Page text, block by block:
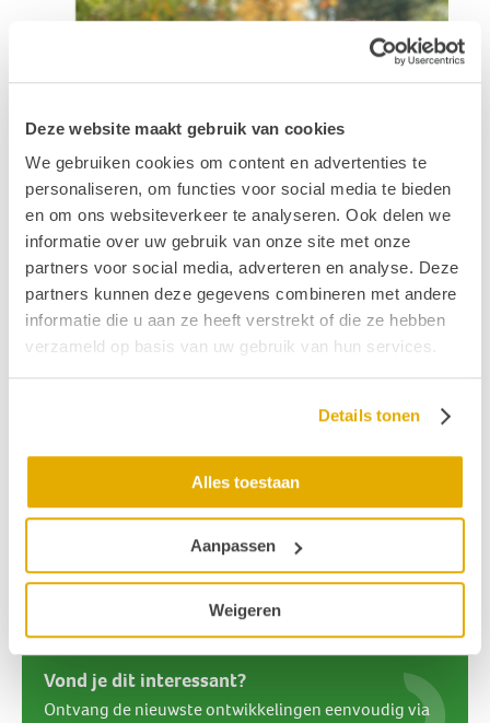
Deze website maakt gebruik van cookies
We gebruiken cookies om content en advertenties te
personaliseren, om functies voor social media te bieden
en om ons websiteverkeer te analyseren. Ook delen we
informatie over uw gebruik van onze site met onze
partners voor social media, adverteren en analyse. Deze
partners kunnen deze gegevens combineren met andere
informatie die u aan ze heeft verstrekt of die ze hebben
verzameld op basis van uw gebruik van hun services.
Details tonen
Alles toestaan
Aanpassen
Weigeren
Bestellen
De opbrengsten van dit boek gaan integraal naar het
goede hoordoel. Mijn Hoorreis is vanaf juli 2021 te
reserverenonline.
Lees ook:
Gehoorverlies en werk. Wat kan wel?
Leven met slechthorendheid
Vond je dit interessant?
Ontvang de nieuwste ontwikkelingen eenvoudig via